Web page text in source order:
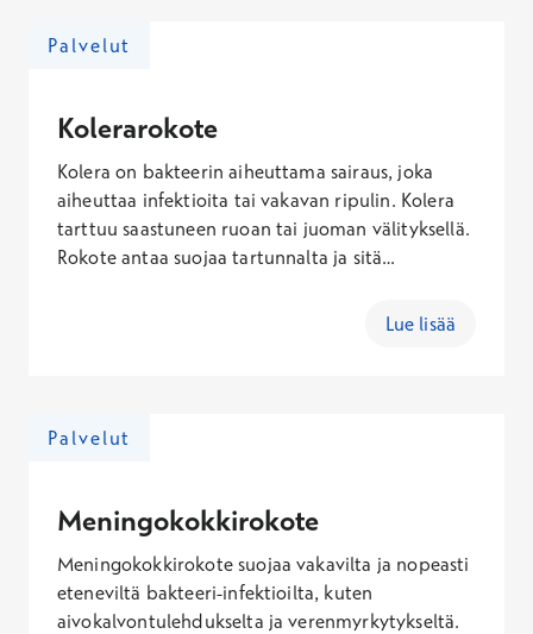
MPR rokotuskäynti
Hinta
Ei Kela-korvausta
Poliorokotuskäynti
Rabiesrokotuskäynti
Hinta
147,00 €
Ei Kela-korvausta
Palvelut
Kolerarokote
Kolera on bakteerin aiheuttama sairaus, joka
aiheuttaa infektioita tai vakavan ripulin. Kolera
tarttuu saastuneen ruoan tai juoman välityksellä.
Rokote antaa suojaa tartunnalta ja sitä
riskialueille (Afrikka, Aasia, tietyt Etelä- ja Keski-
Lue lisää
Palvelut
Meningokokkirokote
Meningokokkirokote suojaa vakavilta ja nopeasti
eteneviltä bakteeri-infektioilta, kuten
aivokalvontulehdukselta ja verenmyrkytykseltä.